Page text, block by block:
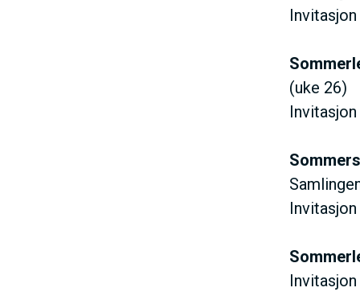
V
E
D
O
M
A
(uke 26)